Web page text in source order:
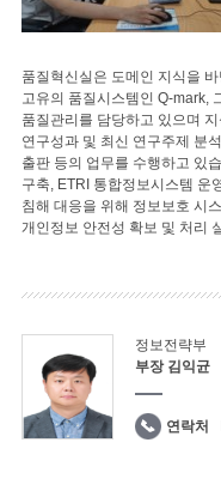
품질혁신실은 도메인 지식을
고유의 품질시스템인 Q-mark,
품질관리를 담당하고 있으며
연구성과 및 최신 연구주제 분
출판 등의 업무를 수행하고 있
구축, ETRI 통합정보시스템 운
침해 대응을 위해 정보보호 시
개인정보 안전성 확보 및 처리
정보전략부
부장 김익균
연락처